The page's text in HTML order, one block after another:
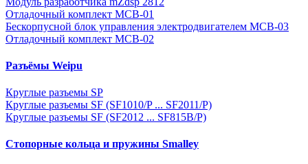
Отладочный комплект MCB-01
Бескорпусной блок управления электродвигателем MCB-03
Отладочный комплект MCB-02
Разъёмы Weipu
Круглые разъемы SP
Круглые разъемы SF (SF1010/P ... SF2011/P)
Круглые разъемы SF (SF2012 ... SF815B/P)
Стопорные кольца и пружины Smalley